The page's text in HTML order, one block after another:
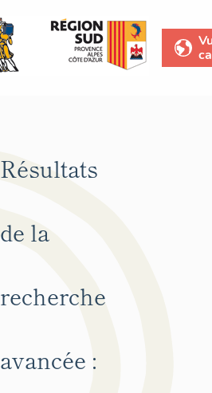
Résultats
de la
recherche
avancée :